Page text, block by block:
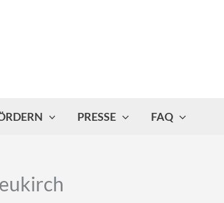
PRESSE FAQ